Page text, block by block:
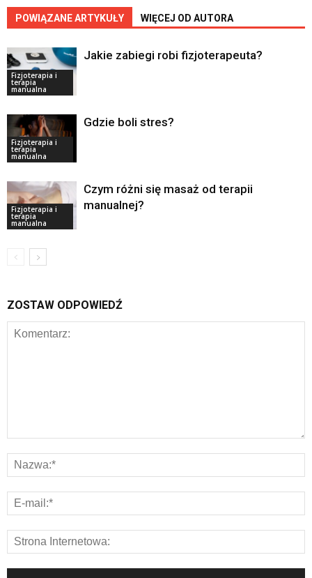
POWIĄZANE ARTYKUŁY WIĘCEJ OD AUTORA
Fizjoterapia i
terapia
manualna
Jakie zabiegi robi fizjoterapeuta?
Fizjoterapia i
terapia
manualna
Gdzie boli stres?
Fizjoterapia i
terapia
manualna
Czym różni się masaż od terapii
manualnej?
ZOSTAW ODPOWIEDŹ